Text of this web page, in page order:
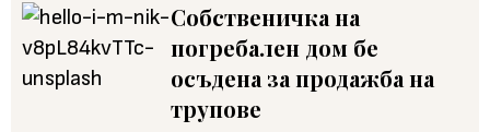
Собственичка на
погребален дом бе
осъдена за продажба на
трупове